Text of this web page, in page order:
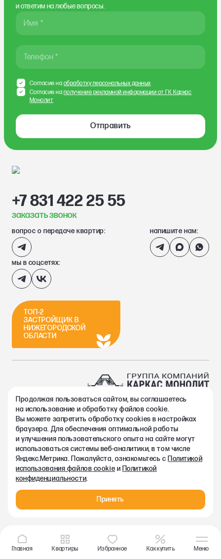
и ответим на любые вопросы.
Имя *
Телефон *
Отправить
Согласие на обработку персональных данных
Согласие на получение рекламной информации от ГК Каркас
Монолит
+7 831 422 25 55
заказать звонок
вопрос о передаче квартир: напишите нам:
мы в соцсетях:
ТОП-2
ЗАСТРОЙЩИК В
НИЖЕГОРОДСКОЙ
ОБЛАСТИ
2002-2026. Группа компаний Каркас Монолит
Политика конфиденциальности
Правовая информация
Согласие на обработку персональных данных
Согласие на получение рекламно-информационных материалов
Любая информация, представленная на данном сайте, носит
исключительно информационный характер и ни при каких
условиях не является публичной офертой, определяемой
Главная Квартиры Избранное Как купить Меню
Продолжая пользоваться сайтом, вы соглашаетесь
на использование и обработку файлов cookie.
Вы можете запретить обработку сookies в настройках
браузера. Для обеспечения оптимальной работы
и улучшения пользовательского опыта на сайте могут
использоваться системы веб-аналитики, в том числе
Яндекс.Метрика. Пожалуйста, ознакомьтесь с Политикой
использования файлов cookieи Политикой
конфиденциальности.
Принять